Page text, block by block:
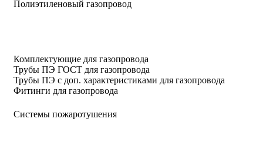
Полиэтиленовый газопровод
Комплектующие для газопровода
Трубы ПЭ ГОСТ для газопровода
Трубы ПЭ с доп. характеристиками для газопровода
Фитинги для газопровода
Системы пожаротушения